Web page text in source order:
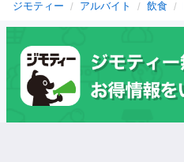
ジモティー アルバイト 飲食